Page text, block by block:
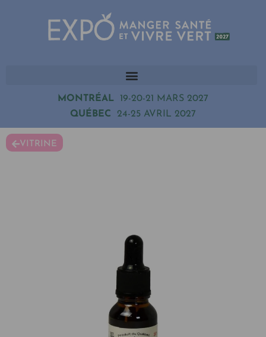
MONTRÉAL 19-20-21 MARS 2027
QUÉBEC 24-25 AVRIL 2027
VITRINE